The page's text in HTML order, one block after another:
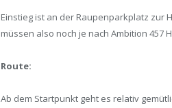
Einstieg ist an der Raupenparkplatz zur
müssen also noch je nach Ambition 457
Route:
Ab dem Startpunkt geht es relativ